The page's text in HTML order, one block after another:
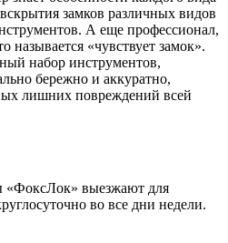
замков различных видов
А еще профессионал,
«чувствует замок».
набор инструментов,
бережно и аккуратно,
лишних повреждений всей
«ФоксЛок» выезжают для
во все дни недели.